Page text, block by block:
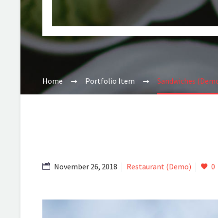
Home Portfolio Item Sandwiches
November 26, 2018 Restaurant (Demo) 0